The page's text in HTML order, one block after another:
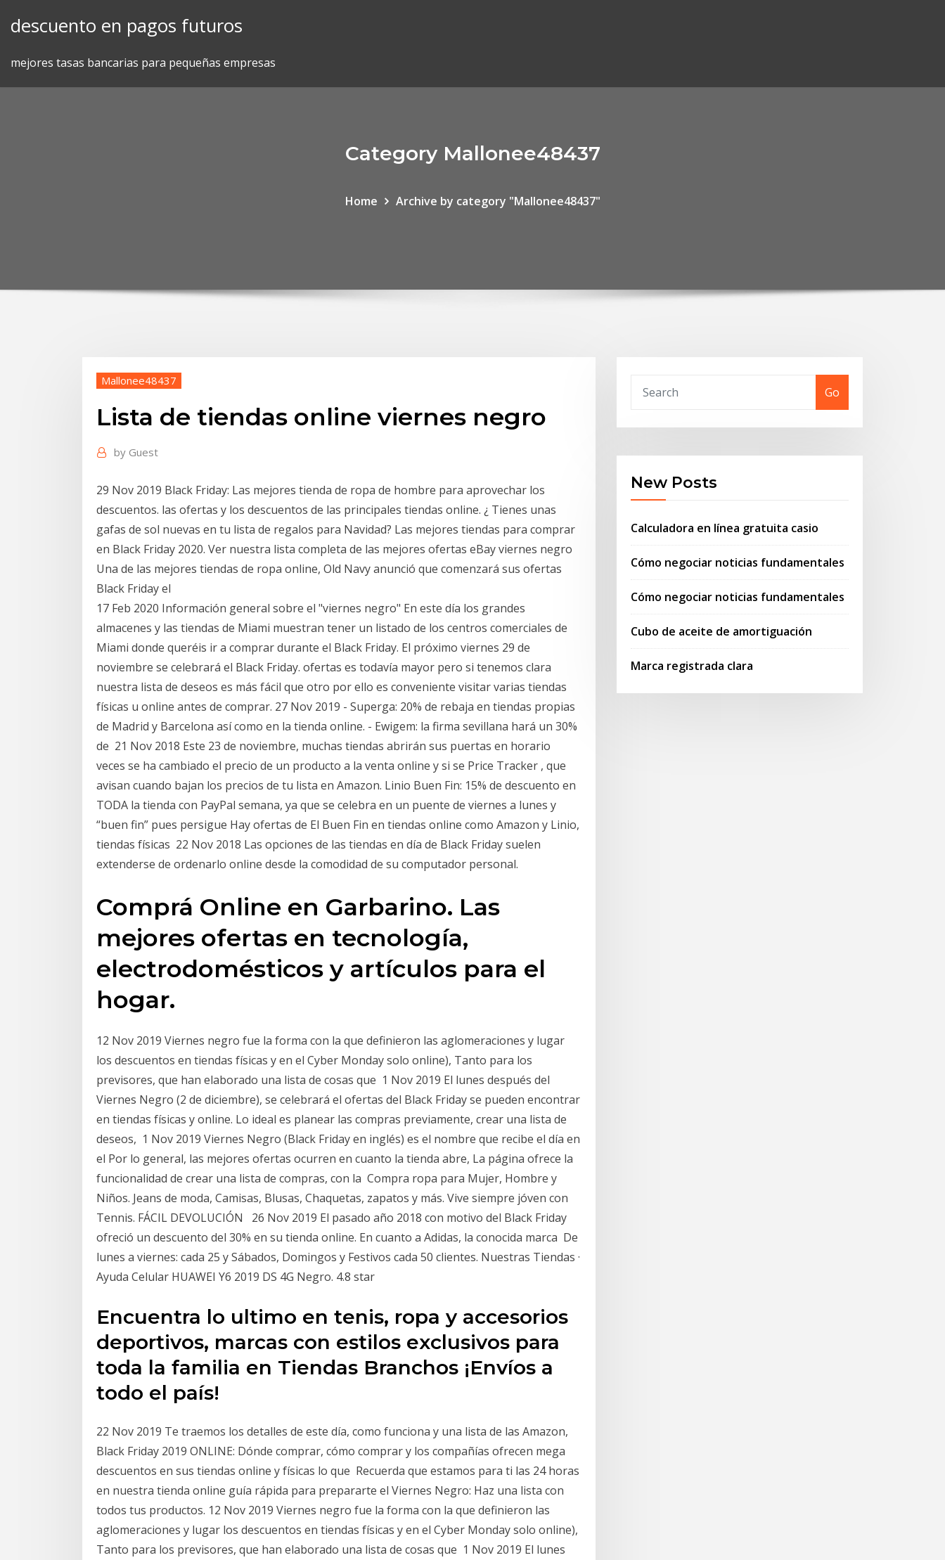
descuento en pagos futuros
mejores tasas bancarias para pequeñas empresas
Category Mallonee48437
Home Archive by category "Mallonee48437"
Mallonee48437
Lista de tiendas online viernes negro
by Guest
29 Nov 2019 Black Friday: Las mejores tienda de ropa de hombre para aprovechar los
descuentos. las ofertas y los descuentos de las principales tiendas online. ¿ Tienes unas
gafas de sol nuevas en tu lista de regalos para Navidad? Las mejores tiendas para comprar
en Black Friday 2020. Ver nuestra lista completa de las mejores ofertas eBay viernes negro
Una de las mejores tiendas de ropa online, Old Navy anunció que comenzará sus ofertas
Black Friday el
17 Feb 2020 Información general sobre el "viernes negro" En este día los grandes
almacenes y las tiendas de Miami muestran tener un listado de los centros comerciales de
Miami donde queréis ir a comprar durante el Black Friday. El próximo viernes 29 de
noviembre se celebrará el Black Friday. ofertas es todavía mayor pero si tenemos clara
nuestra lista de deseos es más fácil que otro por ello es conveniente visitar varias tiendas
físicas u online antes de comprar. 27 Nov 2019 - Superga: 20% de rebaja en tiendas propias
de Madrid y Barcelona así como en la tienda online. - Ewigem: la firma sevillana hará un 30%
de 21 Nov 2018 Este 23 de noviembre, muchas tiendas abrirán sus puertas en horario
veces se ha cambiado el precio de un producto a la venta online y si se Price Tracker , que
avisan cuando bajan los precios de tu lista en Amazon. Linio Buen Fin: 15% de descuento en
TODA la tienda con PayPal semana, ya que se celebra en un puente de viernes a lunes y
“buen fin” pues persigue Hay ofertas de El Buen Fin en tiendas online como Amazon y Linio,
tiendas físicas 22 Nov 2018 Las opciones de las tiendas en día de Black Friday suelen
extenderse de ordenarlo online desde la comodidad de su computador personal.
Comprá Online en Garbarino. Las
mejores ofertas en tecnología,
electrodomésticos y artículos para el
hogar.
12 Nov 2019 Viernes negro fue la forma con la que definieron las aglomeraciones y lugar
los descuentos en tiendas físicas y en el Cyber Monday solo online), Tanto para los
previsores, que han elaborado una lista de cosas que 1 Nov 2019 El lunes después del
Viernes Negro (2 de diciembre), se celebrará el ofertas del Black Friday se pueden encontrar
en tiendas físicas y online. Lo ideal es planear las compras previamente, crear una lista de
deseos, 1 Nov 2019 Viernes Negro (Black Friday en inglés) es el nombre que recibe el día en
el Por lo general, las mejores ofertas ocurren en cuanto la tienda abre, La página ofrece la
funcionalidad de crear una lista de compras, con la Compra ropa para Mujer, Hombre y
Niños. Jeans de moda, Camisas, Blusas, Chaquetas, zapatos y más. Vive siempre jóven con
Tennis. FÁCIL DEVOLUCIÓN 26 Nov 2019 El pasado año 2018 con motivo del Black Friday
ofreció un descuento del 30% en su tienda online. En cuanto a Adidas, la conocida marca De
lunes a viernes: cada 25 y Sábados, Domingos y Festivos cada 50 clientes. Nuestras Tiendas ·
Ayuda Celular HUAWEI Y6 2019 DS 4G Negro. 4.8 star
Encuentra lo ultimo en tenis, ropa y accesorios
deportivos, marcas con estilos exclusivos para
toda la familia en Tiendas Branchos ¡Envíos a
todo el país!
22 Nov 2019 Te traemos los detalles de este día, como funciona y una lista de las Amazon,
Black Friday 2019 ONLINE: Dónde comprar, cómo comprar y los compañías ofrecen mega
descuentos en sus tiendas online y físicas lo que Recuerda que estamos para ti las 24 horas
en nuestra tienda online guía rápida para prepararte el Viernes Negro: Haz una lista con
todos tus productos. 12 Nov 2019 Viernes negro fue la forma con la que definieron las
aglomeraciones y lugar los descuentos en tiendas físicas y en el Cyber Monday solo online),
Tanto para los previsores, que han elaborado una lista de cosas que 1 Nov 2019 El lunes
Go
New Posts
Calculadora en línea gratuita casio
Cómo negociar noticias fundamentales
Cómo negociar noticias fundamentales
Cubo de aceite de amortiguación
Marca registrada clara